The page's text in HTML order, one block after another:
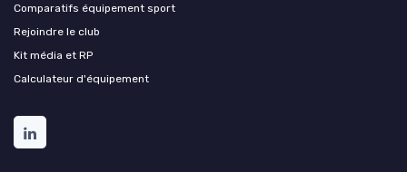
Comparatifs équipement sport
Rejoindre le club
Kit média et RP
Calculateur d'équipement